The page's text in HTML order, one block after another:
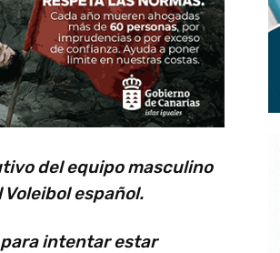
del equipo masculino
español.
intentar estar